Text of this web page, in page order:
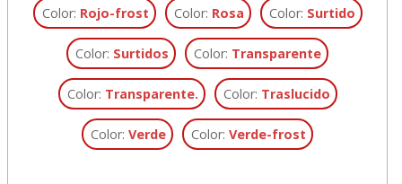
Color: Rojo-frost Color: Rosa Color: Surtido
Color: Surtidos Color: Transparente
Color: Transparente. Color: Traslucido
Color:Verde Color:Verde-frost